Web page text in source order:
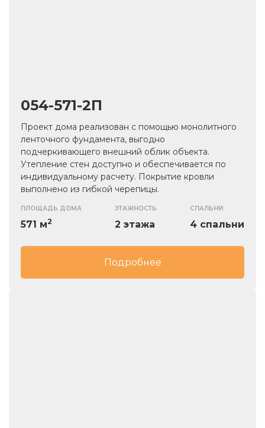
054-571-2П
Проект дома реализован с помощью монолитного
ленточного фундамента, выгодно
подчеркивающего внешний облик объекта.
Утепление стен доступно и обеспечивается по
индивидуальному расчету. Покрытие кровли
выполнено из гибкой черепицы.
ПЛОЩАДЬ ДОМА
571 м2
ЭТАЖНОСТЬ
2 этажа
СПАЛЬНИ
4 спальни
Подробнее